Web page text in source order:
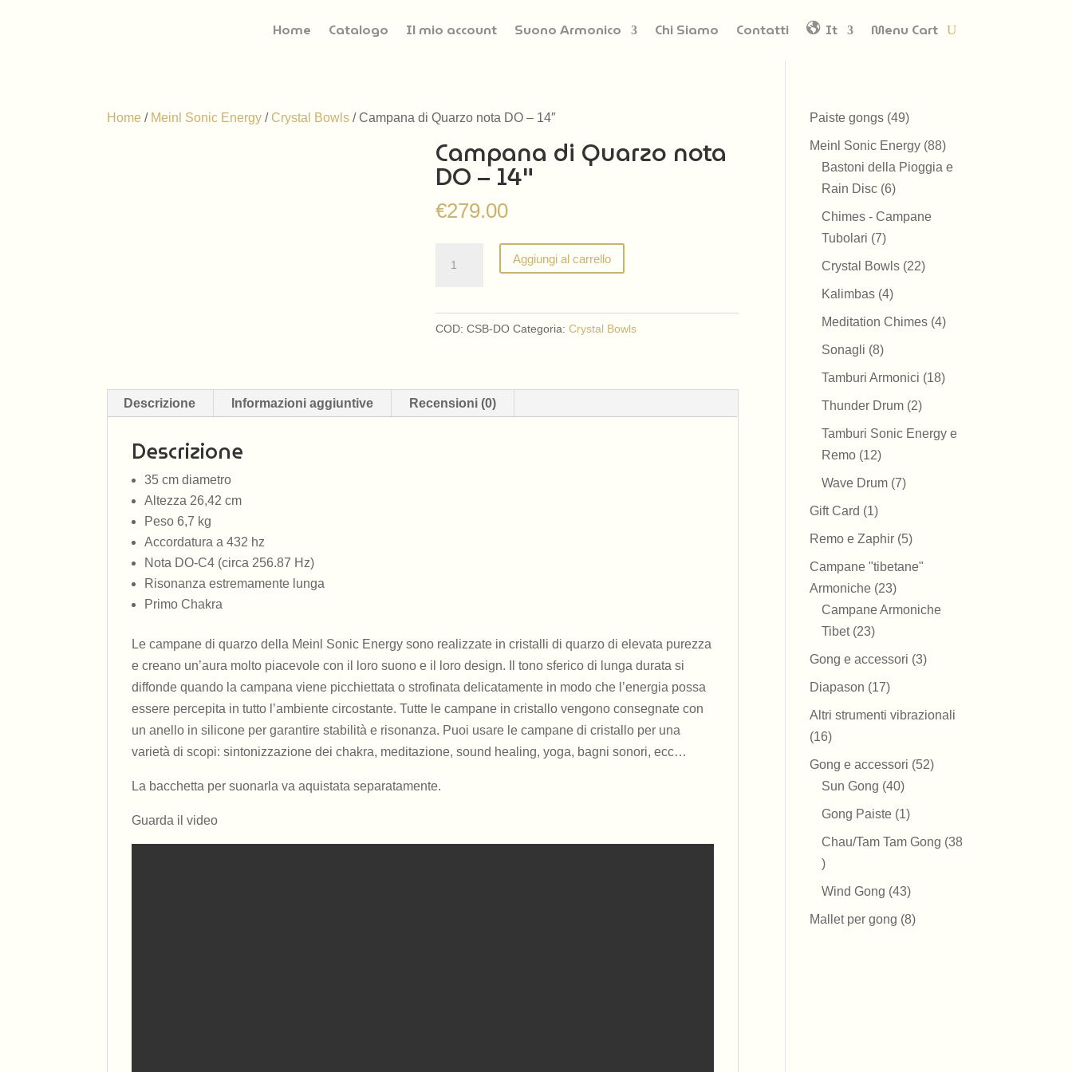
Home Catalogo Il mio account Suono Armonico Chi Siamo Contatti It Menu Cart
Home / Meinl Sonic Energy / Crystal Bowls / Campana di Quarzo nota DO – 14″
Campana di Quarzo nota
DO – 14″
€279.00
nota
quantità
Aggiungi al carrello
COD:CSB-DO Categoria:Crystal Bowls
Descrizione Informazioni aggiuntive Recensioni (0)
Descrizione
35 cm diametro
Altezza 26,42 cm
Peso 6,7 kg
Accordatura a 432 hz
Nota DO-C4 (circa 256.87 Hz)
Risonanza estremamente lunga
Primo Chakra
Le campane di quarzo della Meinl Sonic Energy sono realizzate in cristalli di quarzo di elevata purezza
e creano un’aura molto piacevole con il loro suono e il loro design.
Il tono sferico di lunga durata si
diffonde quando la campana viene picchiettata o strofinata delicatamente in modo che l’energia possa
essere percepita in tutto l’ambiente circostante. Tutte le campane in cristallo vengono consegnate con
un anello in silicone per garantire stabilità e risonanza. Puoi usare le campane di cristallo per una
varietà di scopi: sintonizzazione dei chakra, meditazione, sound healing, yoga, bagni sonori, ecc…
La bacchetta per suonarla va aquistata separatamente.
Guarda il video
Paiste gongs 4949
prodotti
Meinl Sonic Energy 8888
prodotti
Bastoni della Pioggia e
Rain Disc 66
Chimes - Campane
Tubolari 77
prodotti
Crystal Bowls 2222
Kalimbas 44
prodotti
Meditation Chimes 44
Sonagli 88
prodotti
Tamburi Armonici 1818
Thunder Drum 22
Tamburi Sonic Energy e
Remo 1212
prodotti
Wave Drum 77
Gift Card 11
prodotto
Remo e Zaphir 55
prodotti
Campane "tibetane"
Armoniche 2323
prodotti
Campane Armoniche
Tibet 2323
prodotti
Gong e accessori 33
Diapason 1717
prodotti
Altri strumenti vibrazionali
1616
Gong e accessori 5252
Sun Gong 4040
prodotti
Gong Paiste 11
prodotto
Chau/Tam Tam Gong 38
38
prodotti
Wind Gong 4343
prodotti
Mallet per gong 88